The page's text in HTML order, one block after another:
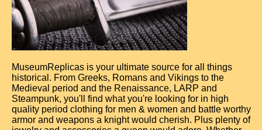
MuseumReplicas is your ultimate source for all things
historical. From Greeks, Romans and Vikings to the
Medieval period and the Renaissance, LARP and
Steampunk, you'll find what you're looking for in high
quality period clothing for men & women and battle worthy
armor and weapons a knight would cherish. Plus plenty of